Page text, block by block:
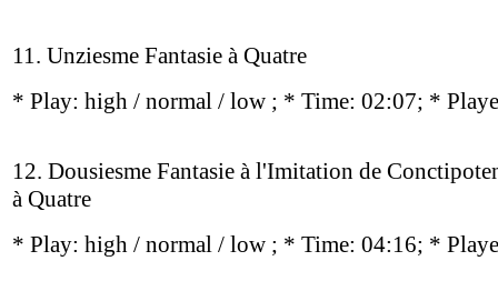
11. Unziesme Fantasie à Quatre
* Play: high / normal / low ; * Time: 02:07; *
12. Dousiesme Fantasie à l'Imitation de
à Quatre
* Play: high / normal / low ; * Time: 04:16; *